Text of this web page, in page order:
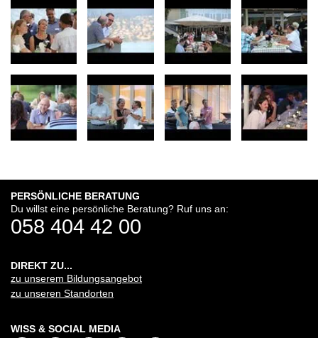
PERSÖNLICHE BERATUNG
Du willst eine persönliche Beratung? Ruf uns an:
058 404 42 00
DIREKT ZU...
zu unserem Bildungsangebot
zu unseren Standorten
WISS & SOCIAL MEDIA